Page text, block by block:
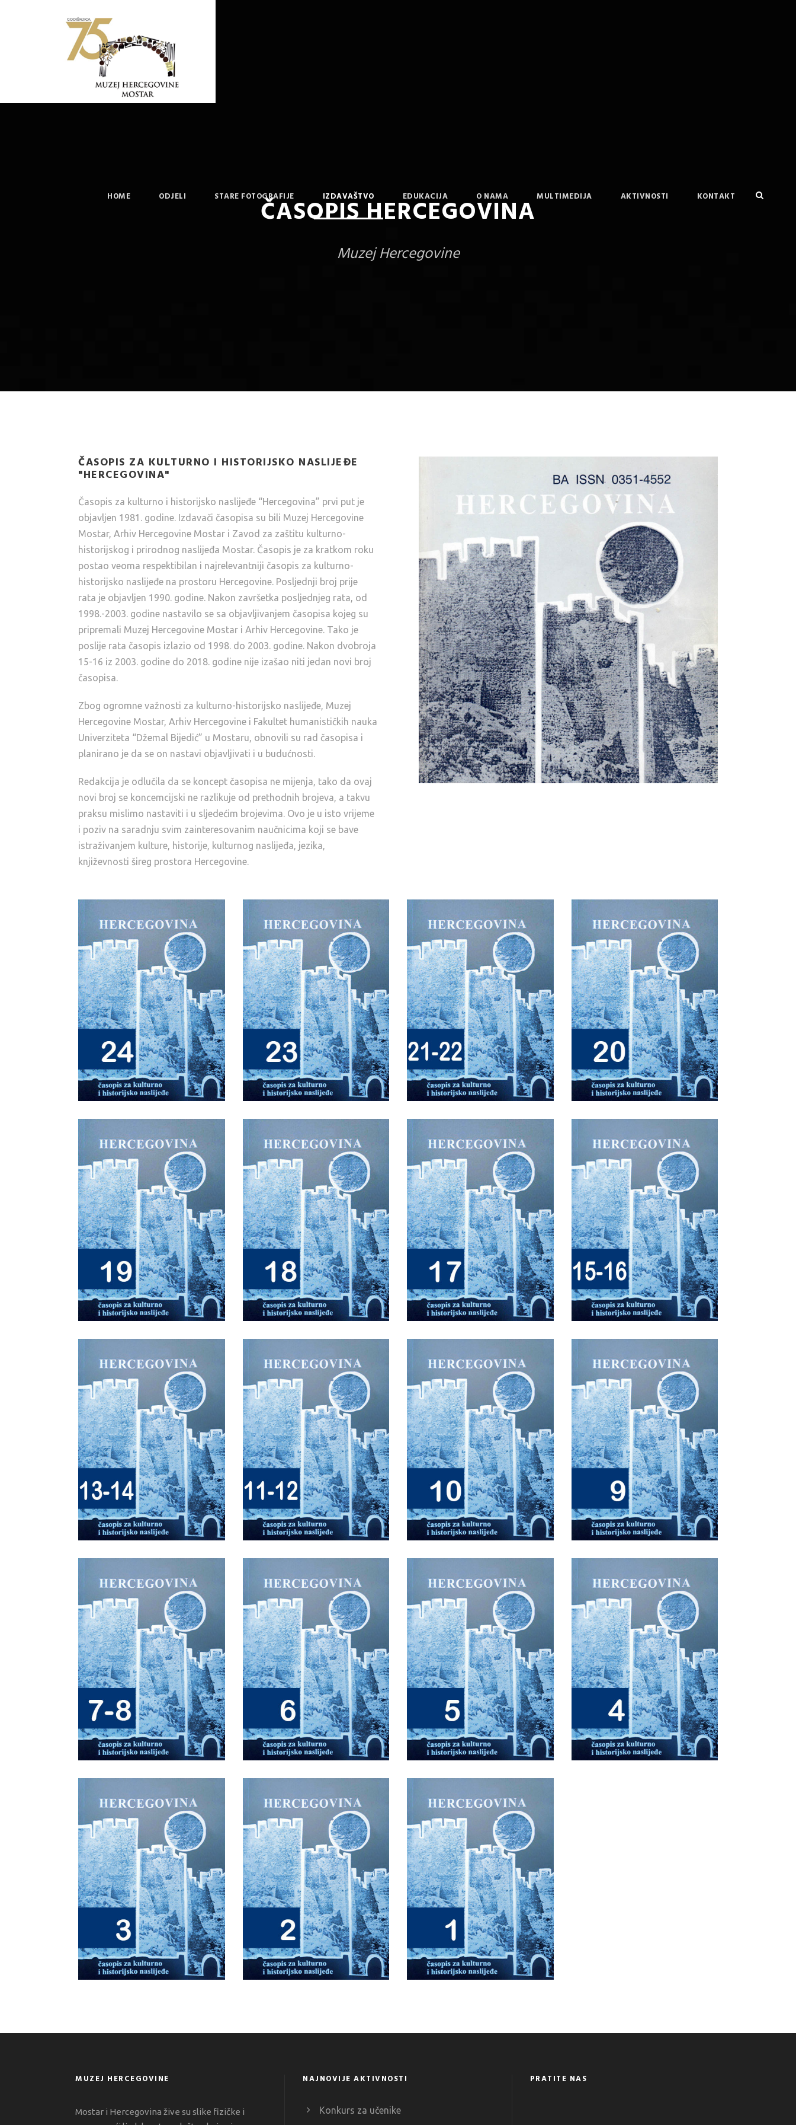
HOME ODJELI STARE FOTOGRAFIJE IZDAVAŠTVO EDUKACIJA O NAMA MULTIMEDIJA AKTIVNOSTI KONTAKT
ČASOPIS HERCEGOVINA
Muzej Hercegovine
ČASOPIS ZA KULTURNO I HISTORIJSKO NASLIJEĐE
"HERCEGOVINA"
Časopis za kulturno i historijsko naslijeđe “Hercegovina” prvi put je
objavljen 1981. godine. Izdavači časopisa su bili Muzej Hercegovine
Mostar, Arhiv Hercegovine Mostar i Zavod za zaštitu kulturno-
historijskog i prirodnog naslijeđa Mostar. Časopis je za kratkom roku
postao veoma respektibilan i najrelevantniji časopis za kulturno-
historijsko naslijeđe na prostoru Hercegovine. Posljednji broj prije
rata je objavljen 1990. godine. Nakon završetka posljednjeg rata, od
1998.-2003. godine nastavilo se sa objavljivanjem časopisa kojeg su
pripremali Muzej Hercegovine Mostar i Arhiv Hercegovine. Tako je
poslije rata časopis izlazio od 1998. do 2003. godine. Nakon dvobroja
15-16 iz 2003. godine do 2018. godine nije izašao niti jedan novi broj
časopisa.
Zbog ogromne važnosti za kulturno-historijsko naslijeđe, Muzej
Hercegovine Mostar, Arhiv Hercegovine i Fakultet humanističkih nauka
Univerziteta “Džemal Bijedić” u Mostaru, obnovili su rad časopisa i
planirano je da se on nastavi objavljivati i u budućnosti.
Redakcija je odlučila da se koncept časopisa ne mijenja, tako da ovaj
novi broj se koncemcijski ne razlikuje od prethodnih brojeva, a takvu
praksu mislimo nastaviti i u sljedećim brojevima. Ovo je u isto vrijeme
i poziv na saradnju svim zainteresovanim naučnicima koji se bave
istraživanjem kulture, historije, kulturnog naslijeđa, jezika,
književnosti šireg prostora Hercegovine.
MUZEJ HERCEGOVINE
Mostar i Hercegovina žive su slike fizičke i
NAJNOVIJE AKTIVNOSTI
Konkurs za učenike
PRATITE NAS